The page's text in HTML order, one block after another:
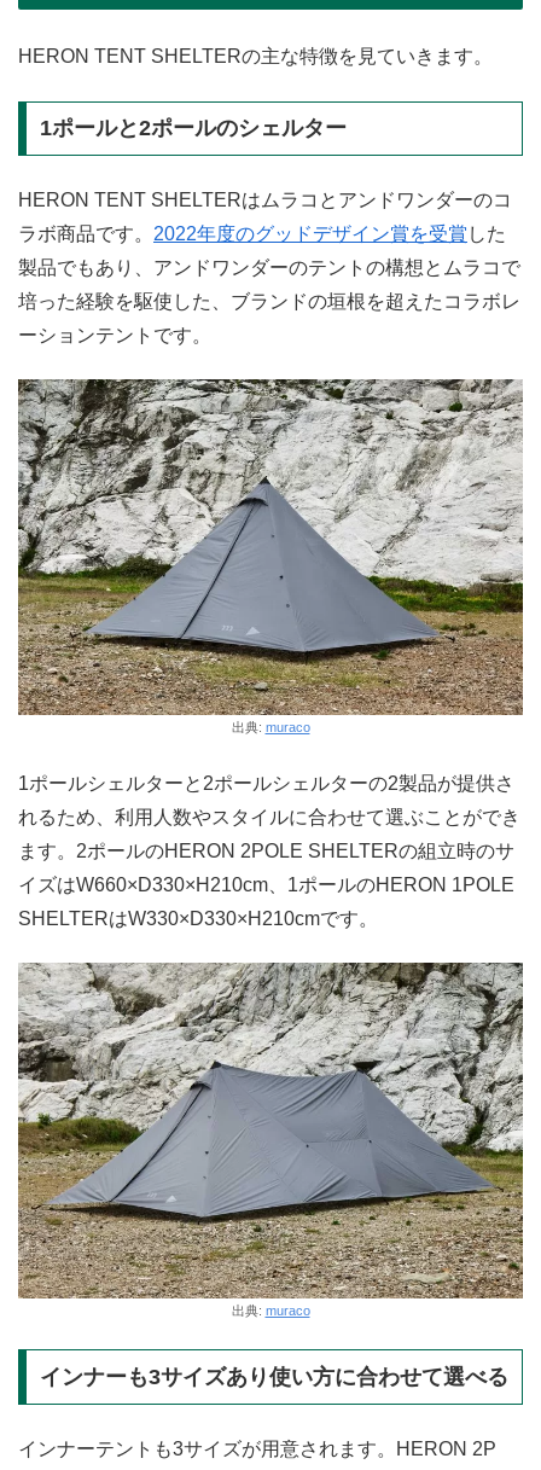
HERON TENT SHELTERの主な特徴を見ていきます。
1ポールと2ポールのシェルター
HERON TENT SHELTERはムラコとアンドワンダーのコ
ラボ商品です。 2022年度のグッドデザイン賞を受賞 した
製品でもあり、アンドワンダーのテントの構想とムラコで
培った経験を駆使した、ブランドの垣根を超えたコラボレ
ーションテントです。
出典: muraco
1ポールシェルターと2ポールシェルターの2製品が提供さ
れるため、利用人数やスタイルに合わせて選ぶことができ
ます。2ポールのHERON 2POLE SHELTERの組立時のサ
イズはW660×D330×H210cm、1ポールのHERON 1POLE
SHELTERはW330×D330×H210cmです。
出典: muraco
インナーも3サイズあり使い方に合わせて選べる
インナーテントも3サイズが用意されます。HERON 2P